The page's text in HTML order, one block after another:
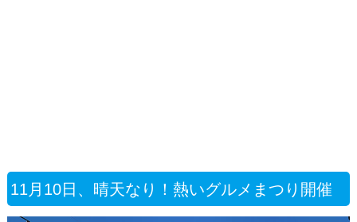
11月10日、晴天なり！熱いグルメまつり開催